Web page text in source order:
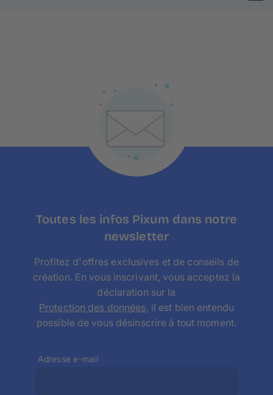
Pour nos cadres, nous utilisons du
issus de forêts gérées durablement, ce qui
garantit une stabilité et une durabilité maximales. Votre
photo sur toile est tendue sur un châssis d'environ 2 à 4
cm de haut, ce qui entraîne un rabattement d'environ 3
Toutes les infos Pixum dans notre
newsletter
Profitez d'offres exclusives et de conseils de
création. En vous inscrivant, vous acceptez la
déclaration sur la
Protection des données, il est bien entendu
possible de vous désinscrire à tout moment.
Adresse e-mail